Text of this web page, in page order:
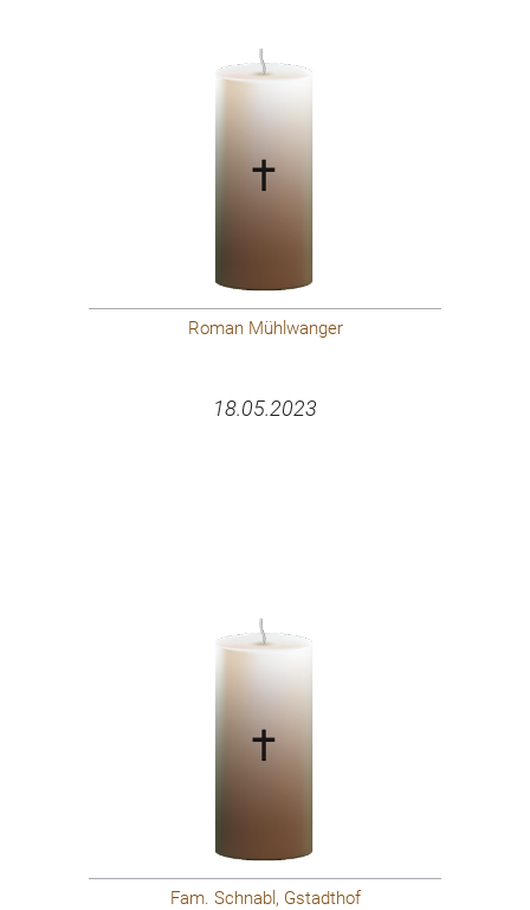
Roman Mühlwanger
18.05.2023
Fam. Schnabl, Gstadthof